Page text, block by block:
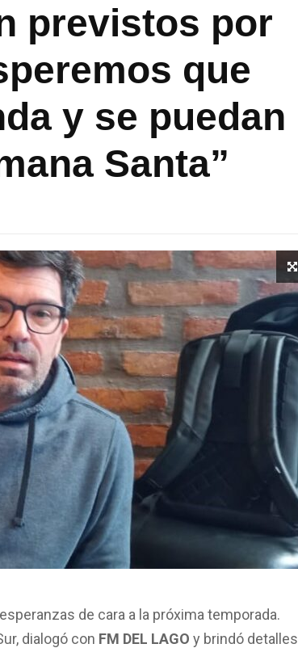
previstos por
que
y se puedan
Santa”
de cara a la próxima temporada.
dialogó con FM DEL LAGO y brindó detalles